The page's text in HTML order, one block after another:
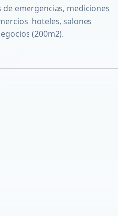
emergencias, mediciones
hoteles, salones
(200m2).